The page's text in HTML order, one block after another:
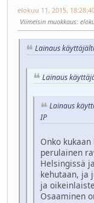
elokuu 11, 2015,
Viimeisin muokkaus:
Lainaus
Lainaus
Lainaus
IP
Onko
perulainen
Helsingissä
kehutaan, ja
ja
Osaaminen